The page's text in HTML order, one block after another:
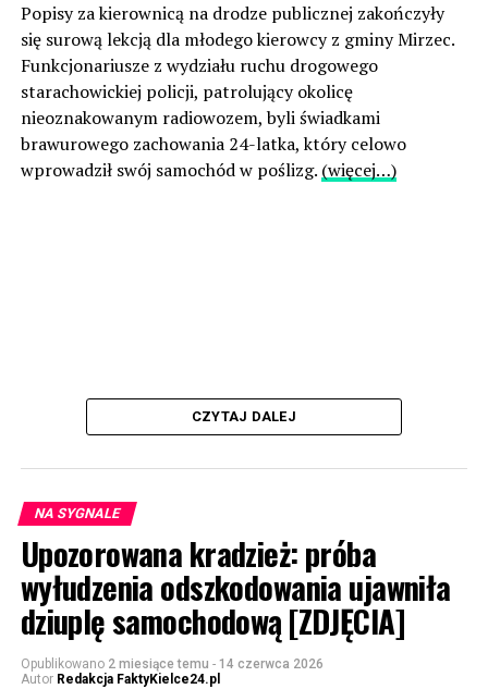
Popisy za kierownicą na drodze publicznej zakończyły
się surową lekcją dla młodego kierowcy z gminy Mirzec.
Funkcjonariusze z wydziału ruchu drogowego
starachowickiej policji, patrolujący okolicę
nieoznakowanym radiowozem, byli świadkami
brawurowego zachowania 24-latka, który celowo
wprowadził swój samochód w poślizg. (więcej…)
CZYTAJ DALEJ
NA SYGNALE
Upozorowana kradzież: próba
wyłudzenia odszkodowania ujawniła
dziuplę samochodową [ZDJĘCIA]
Opublikowano 2 miesiące temu - 14 czerwca 2026
Autor Redakcja FaktyKielce24.pl